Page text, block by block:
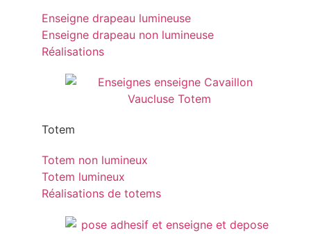
Enseigne drapeau lumineuse
Enseigne drapeau non lumineuse
Réalisations
Totem
Totem non lumineux
Totem lumineux
Réalisations de totems